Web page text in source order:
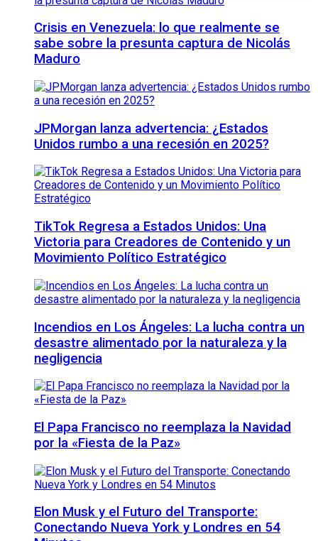
Crisis en Venezuela: lo que realmente se
sabe sobre la presunta captura de Nicolás
Maduro
JPMorgan lanza advertencia: ¿Estados
Unidos rumbo a una recesión en 2025?
TikTok Regresa a Estados Unidos: Una
Victoria para Creadores de Contenido y un
Movimiento Político Estratégico
Incendios en Los Ángeles: La lucha contra un
desastre alimentado por la naturaleza y la
negligencia
El Papa Francisco no reemplaza la Navidad
por la «Fiesta de la Paz»
Elon Musk y el Futuro del Transporte:
Conectando Nueva York y Londres en 54